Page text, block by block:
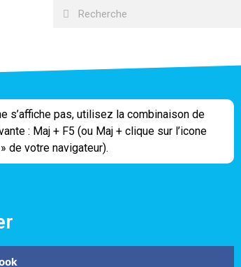
s’affiche pas, utilisez la combinaison de
: Maj + F5 (ou Maj + clique sur l’icone
de votre navigateur).